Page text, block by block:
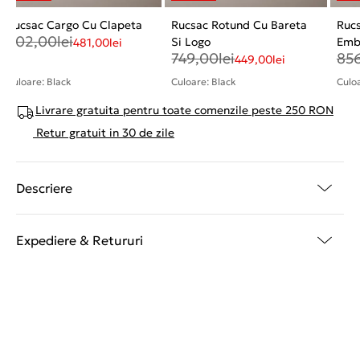
Rucsac Cargo Cu Clapeta
802,00lei481,00lei
Culoare: Black
Rucsac Rotund Cu Bareta
Si Logo
749,00lei449,00lei
Culoare: Black
Livrare gratuita pentru toate comenzile peste 250 RON
Retur gratuit in 30 de zile
Descriere
Expediere & Retururi